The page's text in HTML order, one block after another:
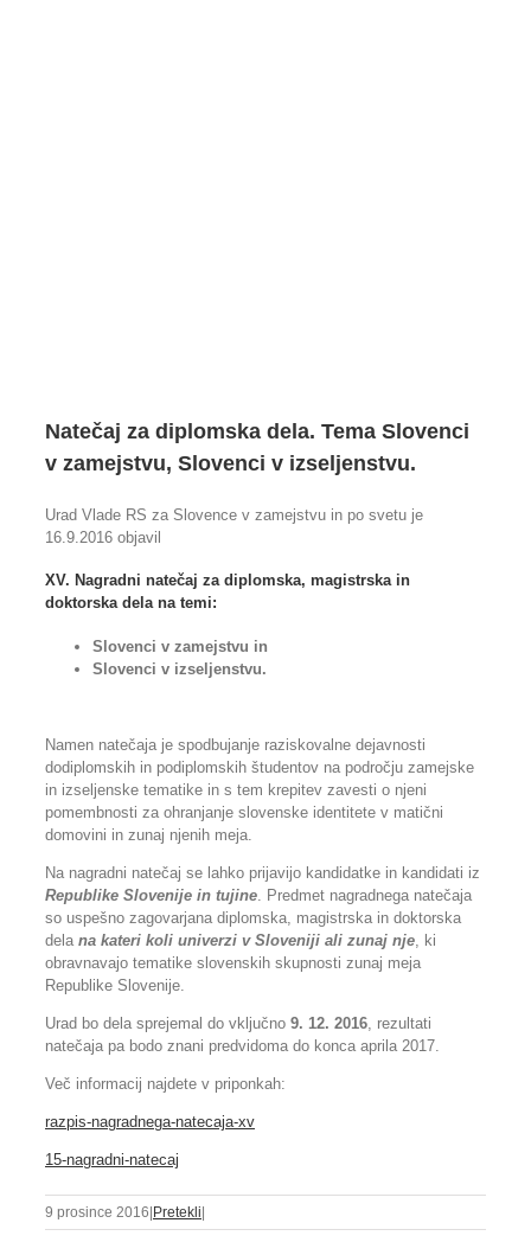
Natečaj za diplomska dela. Tema Slovenci
v zamejstvu, Slovenci v izseljenstvu.
Urad Vlade RS za Slovence v zamejstvu in po svetu je
16.9.2016 objavil
XV. Nagradni natečaj za diplomska, magistrska in
doktorska dela na temi:
Slovenci v zamejstvu in
Slovenci v izseljenstvu.
Namen natečaja je spodbujanje raziskovalne dejavnosti
dodiplomskih in podiplomskih študentov na področju zamejske
in izseljenske tematike in s tem krepitev zavesti o njeni
pomembnosti za ohranjanje slovenske identitete v matični
domovini in zunaj njenih meja.
Na nagradni natečaj se lahko prijavijo kandidatke in kandidati iz
Republike Slovenije in tujine . Predmet nagradnega natečaja
so uspešno zagovarjana diplomska, magistrska in doktorska
dela na kateri koli univerzi v Sloveniji ali zunaj nje , ki
obravnavajo tematike slovenskih skupnosti zunaj meja
Republike Slovenije.
Urad bo dela sprejemal do vključno 9. 12. 2016 , rezultati
natečaja pa bodo znani predvidoma do konca aprila 2017.
Več informacij najdete v priponkah:
razpis-nagradnega-natecaja-xv
15-nagradni-natecaj
9 prosince 2016|Pretekli|